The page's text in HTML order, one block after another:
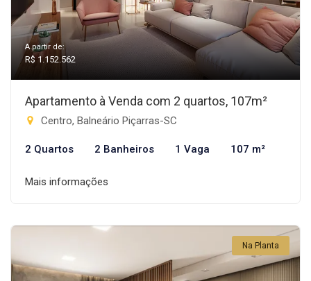
A partir de:
R$ 1.152.562
Apartamento à Venda com 2 quartos, 107m²
Centro, Balneário Piçarras-SC
2 Quartos 2 Banheiros 1 Vaga 107 m²
Mais informações
Na Planta